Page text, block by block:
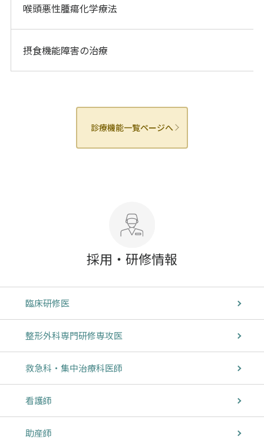
採用・研修情報
臨床研修医
整形外科専門研修専攻医
救急科・集中治療科医師
看護師
助産師
喉頭悪性腫瘍化学療法
摂食機能障害の治療
診療機能一覧ページへ